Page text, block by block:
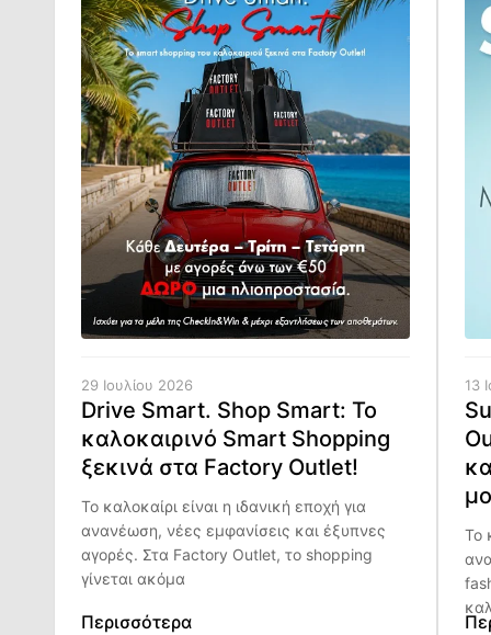
29 Ιουλίου 2026
Drive Smart. Shop Smart: Το
καλοκαιρινό Smart Shopping
ξεκινά στα Factory Outlet!
Το καλοκαίρι είναι η ιδανική εποχή για
ανανέωση, νέες εμφανίσεις και έξυπνες
αγορές. Στα Factory Outlet, το shopping
γίνεται ακόμα
Περισσότερα
13
Το